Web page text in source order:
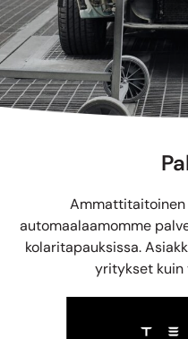
Ammattitaitoinen
automaalaamomme
kolaritapauksissa.
yritykset kuin